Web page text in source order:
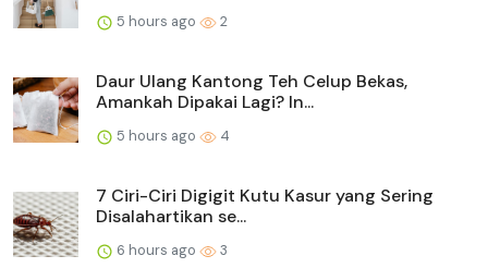
5 hours ago 2
Daur Ulang Kantong Teh Celup Bekas,
Amankah Dipakai Lagi? In...
5 hours ago 4
7 Ciri-Ciri Digigit Kutu Kasur yang Sering
Disalahartikan se...
6 hours ago 3